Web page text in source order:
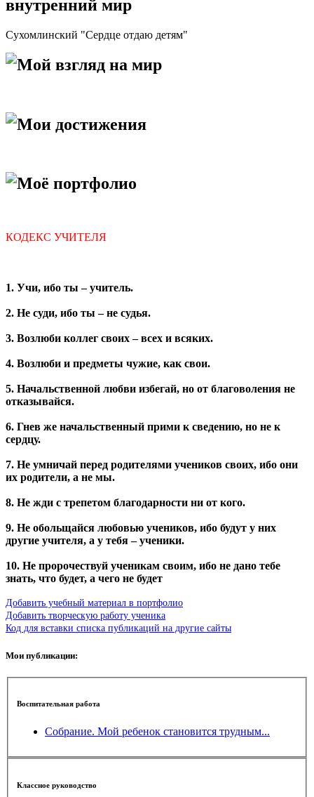
внутренний мир
Сухомлинский "Сердце отдаю детям"
Мой взгляд на мир
Мои достижения
Моё портфолио
КОДЕКС УЧИТЕЛЯ
1. Учи, ибо ты – учитель.
2. Не суди, ибо ты – не судья.
3. Возлюби коллег своих – всех и всяких.
4. Возлюби и предметы чужие, как свои.
5. Начальственной любви избегай, но от благоволения не
отказывайся.
6. Гнев же начальственный прими к сведению, но не к
сердцу.
7. Не умничай перед родителями учеников своих, ибо они
их родители, а не мы.
8. Не жди с трепетом благодарности ни от кого.
9. Не обольщайся любовью учеников, ибо будут у них
другие учителя, а у тебя – ученики.
10. Не пророчествуй ученикам своим, ибо не дано тебе
знать, что будет, а чего не будет
Добавить учебный материал в портфолио
Добавить творческую работу ученика
Код для вставки списка публикаций на другие сайты
Мои публикации:
Воспитательная работа
Собрание. Мой ребенок становится трудным...
Классное руководство